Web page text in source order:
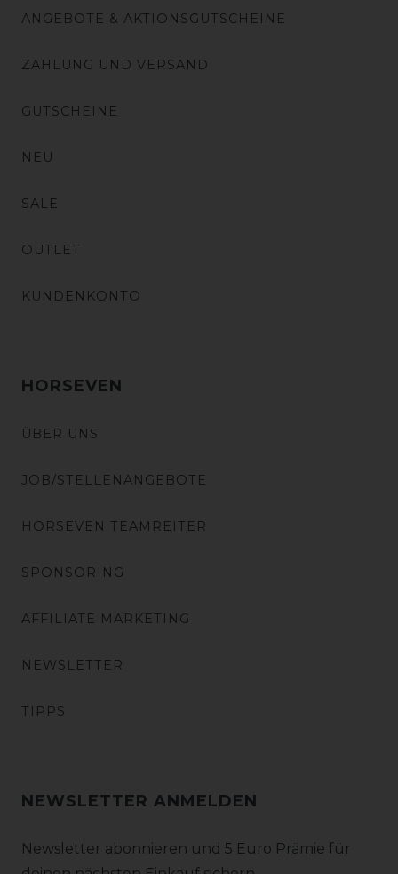
ANGEBOTE & AKTIONSGUTSCHEINE
ZAHLUNG UND VERSAND
GUTSCHEINE
NEU
SALE
OUTLET
KUNDENKONTO
HORSEVEN
ÜBER UNS
JOB/STELLENANGEBOTE
HORSEVEN TEAMREITER
SPONSORING
AFFILIATE MARKETING
NEWSLETTER
TIPPS
NEWSLETTER ANMELDEN
Newsletter abonnieren und 5 Euro Prämie für